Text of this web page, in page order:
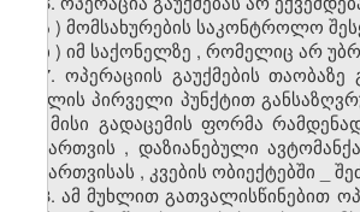
ა ) მომსახურების საკონტროლო
ბ ) იმ საქონელზე , რომელიც არ
7. ოპერაციის გაუქმების თაობაზე
მუხლის პირველი პუნქტით
მისი გადაცემის ფორმა
გამართვის , დაზიანებული
გამართვისას , კვების ობიექტებში
8.ამ მუხლით გათვალისწინებით